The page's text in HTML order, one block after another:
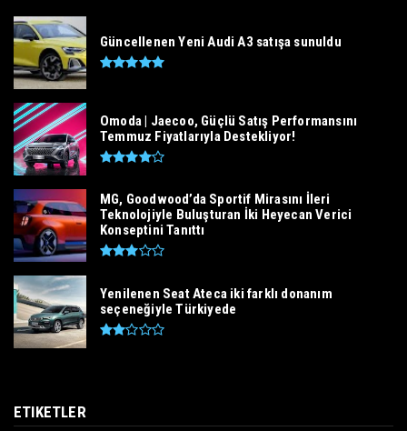
Güncellenen Yeni Audi A3 satışa sunuldu
Omoda | Jaecoo, Güçlü Satış Performansını
Temmuz Fiyatlarıyla Destekliyor!
MG, Goodwood’da Sportif Mirasını İleri
Teknolojiyle Buluşturan İki Heyecan Verici
Konseptini Tanıttı
Yenilenen Seat Ateca iki farklı donanım
seçeneğiyle Türkiyede
ETIKETLER